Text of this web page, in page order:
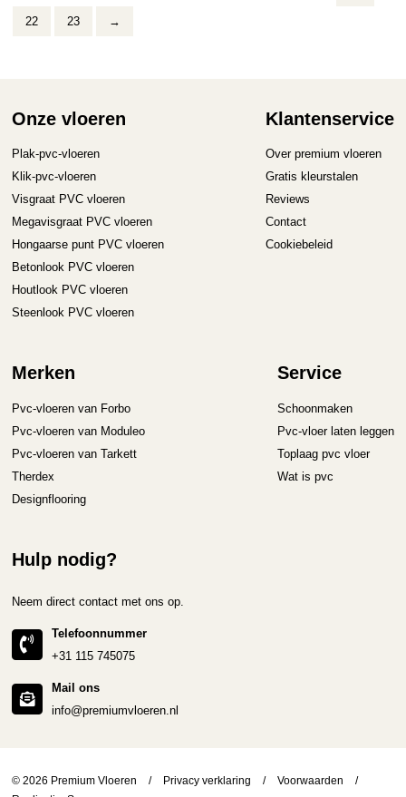
22 23 →
Onze vloeren
Plak-pvc-vloeren
Klik-pvc-vloeren
Visgraat PVC vloeren
Megavisgraat PVC vloeren
Hongaarse punt PVC vloeren
Betonlook PVC vloeren
Houtlook PVC vloeren
Steenlook PVC vloeren
Klantenservice
Over premium vloeren
Gratis kleurstalen
Reviews
Contact
Cookiebeleid
Merken
Pvc-vloeren van Forbo
Pvc-vloeren van Moduleo
Pvc-vloeren van Tarkett
Therdex
Designflooring
Service
Schoonmaken
Pvc-vloer laten leggen
Toplaag pvc vloer
Wat is pvc
Hulp nodig?
Neem direct contact met ons op.
Telefoonnummer
+31 115 745075
Mail ons
info@premiumvloeren.nl
© 2026 Premium Vloeren / Privacy verklaring / Voorwaarden
/